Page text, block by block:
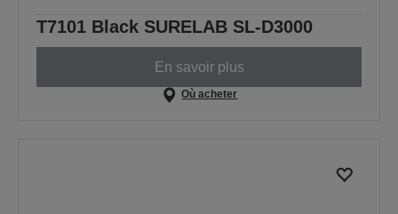
T7101 Black SURELAB SL-D3000
En savoir plus
Où acheter